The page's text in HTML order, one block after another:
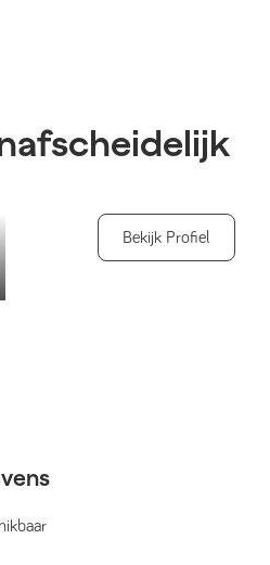
Bekijk Profiel